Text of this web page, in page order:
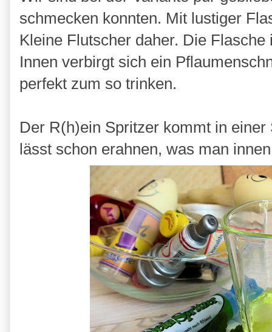
schmecken konnten. Mit lustiger
Kleine Flutscher daher. Die
Innen verbirgt sich ein
perfekt zum so trinken.
Der R(h)ein Spritzer kommt in
lässt schon erahnen, was man